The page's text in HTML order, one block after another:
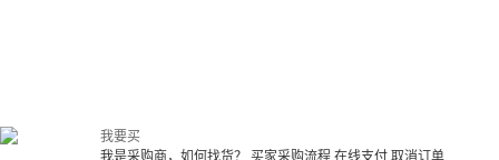
我要买
我是采购商，如何找货？
买家采购流程 在线支付 取消订单